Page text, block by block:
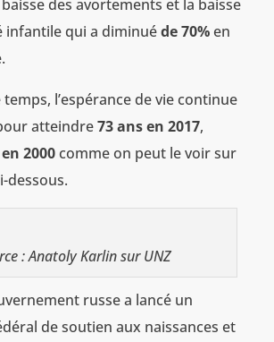
des avortements et la baisse
infantile qui a diminuéde 70%en
l’espérance de vie continue
atteindre73 ans en 2017,
2000comme on peut le voir sur
dessous.
: Anatoly Karlin sur UNZ
russe a lancé un
de soutien aux naissances et